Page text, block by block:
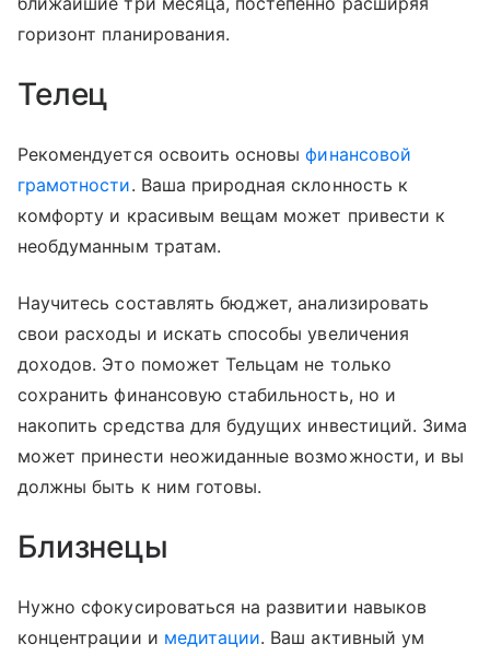
горизонт планирования.
Телец
Рекомендуется освоить основыфинансовой
грамотности. Ваша природная склонность к
комфорту и красивым вещам может привести к
необдуманным тратам.
Научитесь составлять бюджет, анализировать
свои расходы и искать способы увеличения
доходов. Это поможет Тельцам не только
сохранить финансовую стабильность, но и
накопить средства для будущих инвестиций. Зима
может принести неожиданные возможности, и вы
должны быть к ним готовы.
Близнецы
Нужно сфокусироваться на развитии навыков
концентрации и медитации. Ваш активный ум